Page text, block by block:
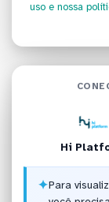
uso e nossa
Hi
✦Para